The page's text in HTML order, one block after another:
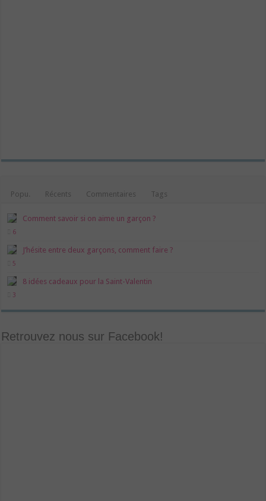
Popu. Récents Commentaires Tags
Comment savoir si on aime un garçon ?
6
J’hésite entre deux garçons, comment faire ?
5
8 idées cadeaux pour la Saint-Valentin
3
Retrouvez nous sur Facebook!